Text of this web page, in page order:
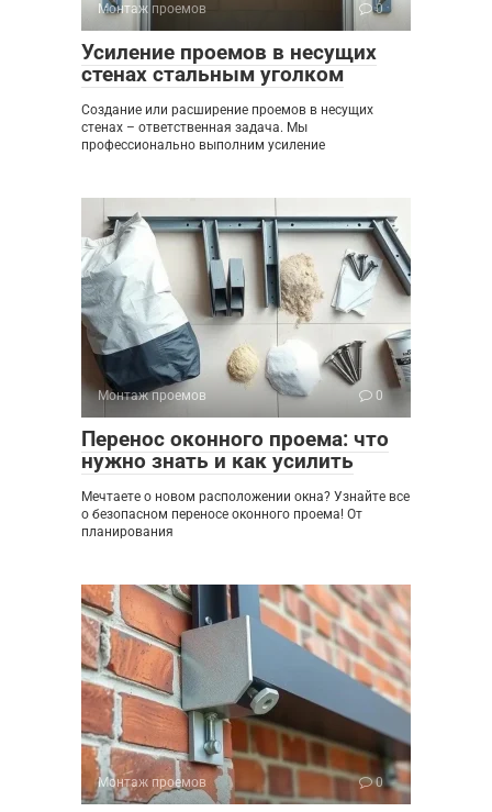
Монтаж проемов 0
Усиление проемов в несущих
стенах стальным уголком
Создание или расширение проемов в несущих
стенах – ответственная задача. Мы
профессионально выполним усиление
Монтаж проемов 0
Перенос оконного проема: что
нужно знать и как усилить
Мечтаете о новом расположении окна? Узнайте все
о безопасном переносе оконного проема! От
планирования
Монтаж проемов 0